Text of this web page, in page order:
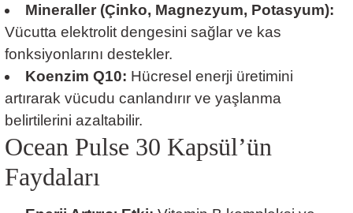
Mineraller (Çinko, Magnezyum, Potasyum):
Vücutta elektrolit dengesini sağlar ve kas
fonksiyonlarını destekler.
Koenzim Q10: Hücresel enerji üretimini
artırarak vücudu canlandırır ve yaşlanma
belirtilerini azaltabilir.
Ocean Pulse 30 Kapsül’ün
Faydaları